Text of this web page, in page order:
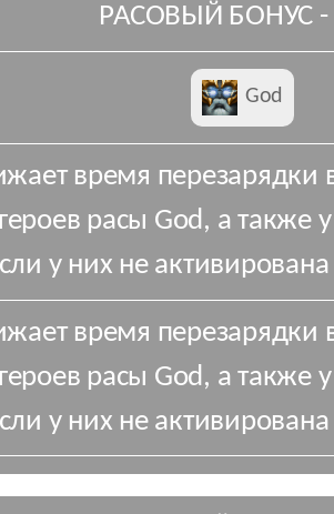
РАСОВЫЙ БОНУС -
God
время перезарядки
расы God, а также
у них не
время перезарядки
расы God, а также
у них не